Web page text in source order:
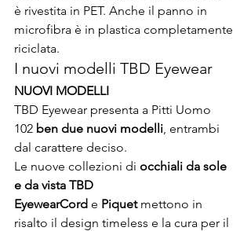
è rivestita in PET. Anche il panno in
microfibra è in plastica completamente
riciclata.
I nuovi modelli TBD Eyewear
NUOVI MODELLI
TBD Eyewear presenta a Pitti Uomo
102 ben due nuovi modelli , entrambi
dal carattere deciso.
Le nuove collezioni di occhiali da sole
e da vista TBD
EyewearCord e Piquet mettono in
risalto il design timeless e la cura per il